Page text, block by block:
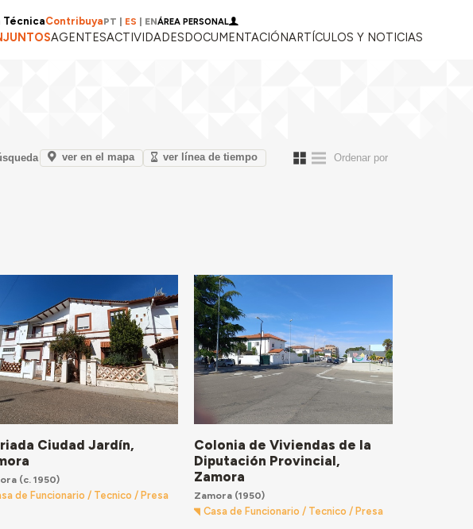
TécnicaContribuyaPT ES ENÁREA PERSONAL
AGENTESACTIVIDADESDOCUMENTACIÓNARTÍCULOS Y NOTICIAS
ver en el mapa ver línea de tiempo
Ciudad Jardín,
(c. 1950)
de Funcionario / Tecnico / Presa
Colonia de Viviendas de la
Diputación Provincial,
Zamora
Zamora(1950)
Casa de Funcionario / Tecnico / Presa